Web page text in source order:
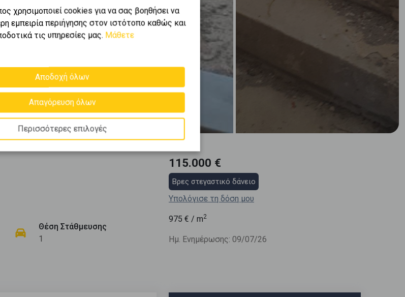
Θέση Στάθμευσης
1
115.000 €
Βρες στεγαστικό δάνειο
Υπολόγισε τη δόση μου
975 € / m2
Ημ. Ενημέρωσης: 09/07/26
χρησιμοποιεί cookies για να σας βοηθήσει να
εμπειρία περιήγησης στον ιστότοπο καθώς και
τις υπηρεσίες μας. Μάθετε
Αποδοχή όλων
Απαγόρευση όλων
Περισσότερες επιλογές